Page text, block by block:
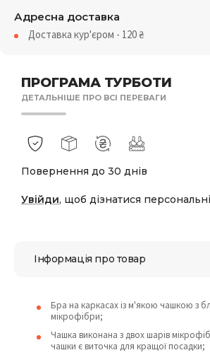
ПРОГРАМА ТУРБОТИ
ДЕТАЛЬНІШЕ ПРО ВСІ ПЕРЕВАГИ
Повернення до 30 днів
Увійди, щоб дізнатися
Адресна доставка
Доставка кур'єром - 120₴
Інформація про товар
Бра на каркасах із м'якою чашкою з
мікрофібри;
Чашка виконана з двох шарів
чашки є виточка для кращої посадки;